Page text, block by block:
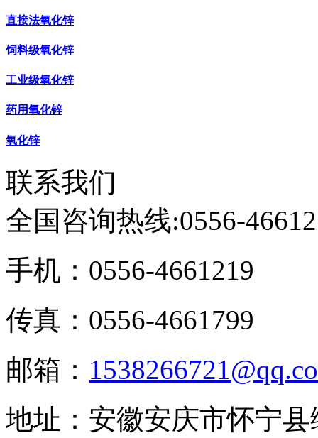
直接法氧化锌
饲料级氧化锌
工业级氧化锌
药用氧化锌
氧化锌
联系我们
全国咨询热线:0556-
手机：0556-4661219
传真：0556-4661799
邮箱：
地址：安徽安庆市怀宁